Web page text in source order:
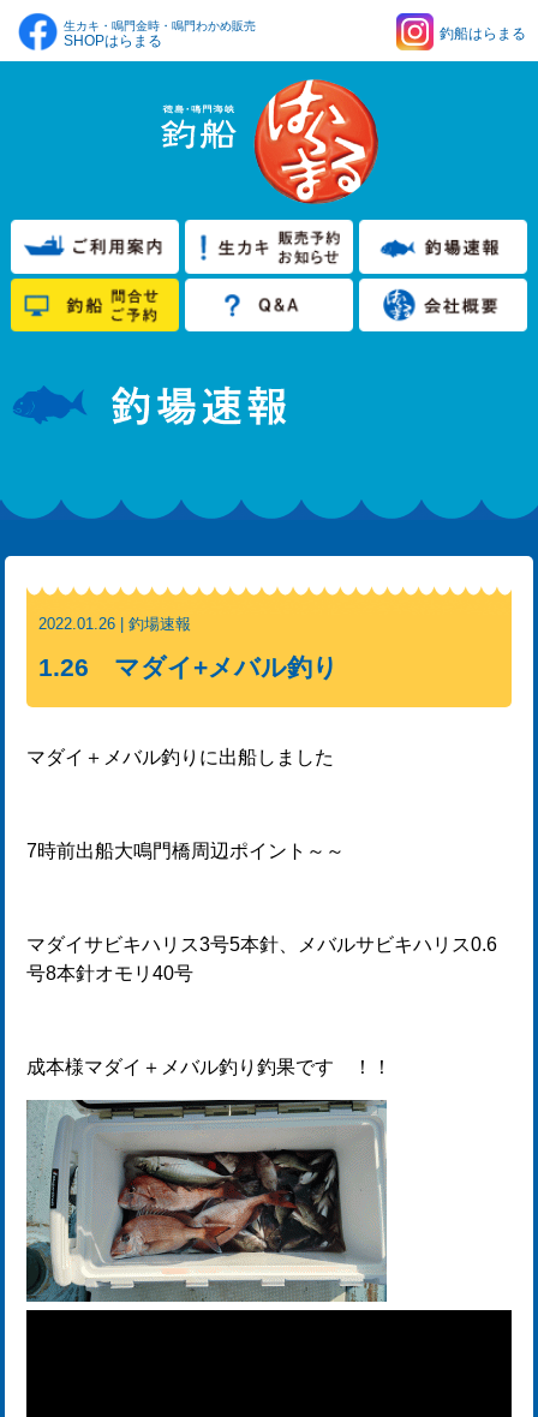
生カキ・鳴門金時・鳴門わかめ販売
SHOPはらまる 釣船はらまる
2022.01.26 | 釣場速報
1.26 マダイ+メバル釣り
マダイ＋メバル釣りに出船しました
7時前出船大鳴門橋周辺ポイント～～
マダイサビキハリス3号5本針、メバルサビキハリス0.6
号8本針オモリ40号
成本様マダイ＋メバル釣り釣果です ！！